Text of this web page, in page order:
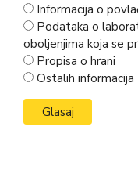
Informacija o
Podataka o
oboljenjima koja se
Propisa o hrani
Ostalih informacija